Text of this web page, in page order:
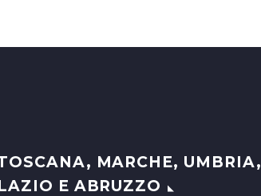
MARCHE, UMBRIA,
E ABRUZZO